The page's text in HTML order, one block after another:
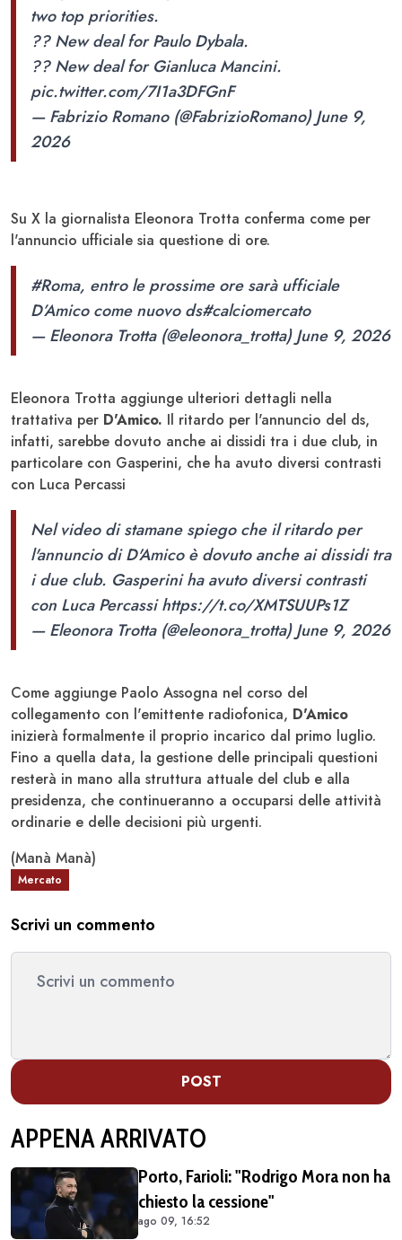
two top priorities.
?? New deal for Paulo Dybala.
?? New deal for Gianluca Mancini.
pic.twitter.com/7I1a3DFGnF
— Fabrizio Romano (@FabrizioRomano)June 9,
2026
Su X la giornalista Eleonora Trotta conferma come per
l'annuncio ufficiale sia questione di ore.
#Roma, entro le prossime ore sarà ufficiale
D’Amico come nuovo ds#calciomercato
— Eleonora Trotta (@eleonora_trotta)June 9, 2026
Eleonora Trotta aggiunge ulteriori dettagli nella
trattativa per D'Amico. Il ritardo per l'annuncio del ds,
infatti, sarebbe dovuto anche ai dissidi tra i due club, in
particolare con Gasperini, che ha avuto diversi contrasti
con Luca Percassi
Nel video di stamane spiego che il ritardo per
l'annuncio di D'Amico è dovuto anche ai dissidi tra
i due club. Gasperini ha avuto diversi contrasti
con Luca Percassihttps://t.co/XMTSUUPs1Z
— Eleonora Trotta (@eleonora_trotta)June 9, 2026
Come aggiunge Paolo Assogna nel corso del
collegamento con l'emittente radiofonica, D'Amico
inizierà formalmente il proprio incarico dal primo luglio.
Fino a quella data, la gestione delle principali questioni
resterà in mano alla struttura attuale del club e alla
presidenza, che continueranno a occuparsi delle attività
ordinarie e delle decisioni più urgenti.
(Manà Manà)
Mercato
Scrivi un commento
POST
APPENA ARRIVATO
Porto, Farioli: "Rodrigo Mora non ha
chiesto la cessione"
ago 09, 16:52